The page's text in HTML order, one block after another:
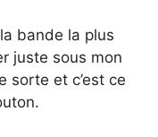
bande la plus
juste sous mon
sorte et c’est ce